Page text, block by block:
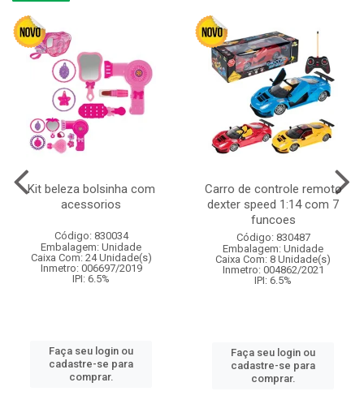
Kit beleza bolsinha com
acessorios
Código: 830034
Embalagem: Unidade
Caixa Com: 24 Unidade(s)
Inmetro: 006697/2019
IPI: 6.5%
Faça seu login ou
cadastre-se para
comprar.
Carro de controle remoto
dexter speed 1:14 com 7
funcoes
Código: 830487
Embalagem: Unidade
Caixa Com: 8 Unidade(s)
Inmetro: 004862/2021
IPI: 6.5%
Faça seu login ou
cadastre-se para
comprar.